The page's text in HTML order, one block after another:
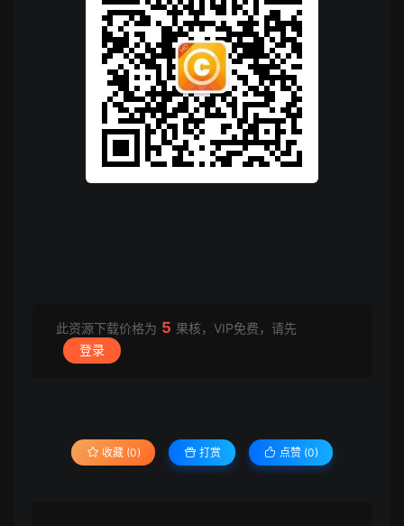
此资源下载价格为 5 果核，VIP免费，请先
登录
收藏 (0) 打赏 点赞 (0)